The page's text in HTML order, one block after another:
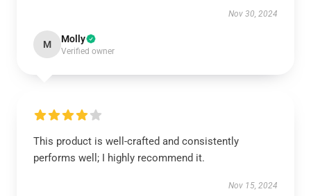
Nov 30, 2024
M Molly
Verified owner
This product is well-crafted and consistently
performs well; I highly recommend it.
Nov 15, 2024